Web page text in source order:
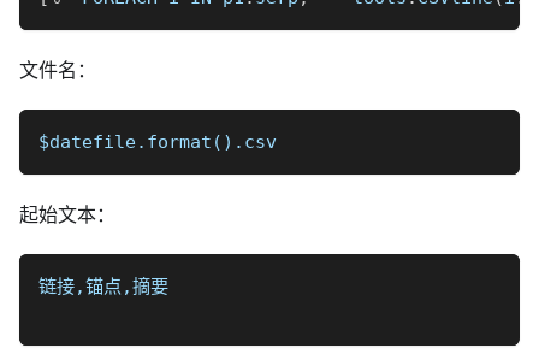
文件名：
$datefile.format().csv
起始文本：
链接,锚点,摘要